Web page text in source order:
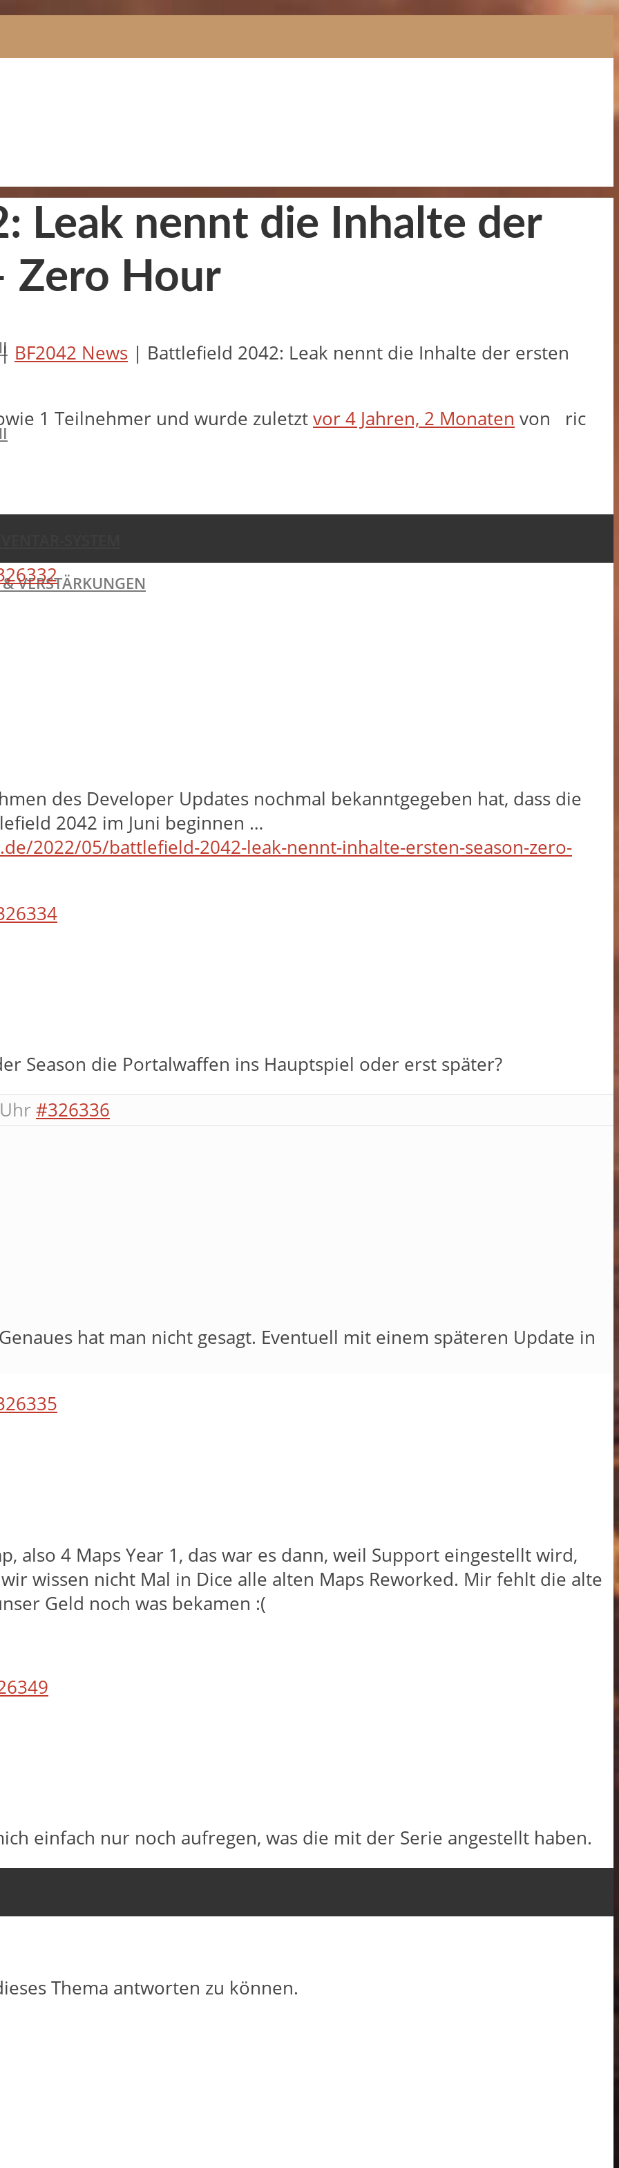
VERSTÄRKUNGEN
Leak nennt die Inhalte der
Zero Hour
| BF2042 News | Battlefield 2042: Leak nennt die Inhalte der ersten
1 Teilnehmer und wurde zuletzt vor 4 Jahren, 2 Monaten von
ric
des Developer Updates nochmal bekanntgegeben hat, dass die
2042 im Juni beginnen …
2022/05/battlefield-2042-leak-nennt-inhalte-ersten-season-zero-
Season die Portalwaffen ins Hauptspiel oder erst später?
#326336
hat man nicht gesagt. Eventuell mit einem späteren Update in
also 4 Maps Year 1, das war es dann, weil Support eingestellt wird,
wissen nicht Mal in Dice alle alten Maps Reworked. Mir fehlt die alte
Geld noch was bekamen :(
einfach nur noch aufregen, was die mit der Serie angestellt haben.
Thema antworten zu können.